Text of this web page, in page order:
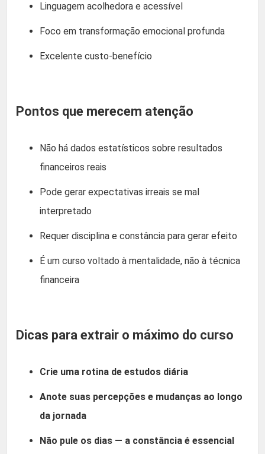
Linguagem acolhedora e acessível
Foco em transformação emocional profunda
Excelente custo-benefício
Pontos que merecem atenção
Não há dados estatísticos sobre resultados
financeiros reais
Pode gerar expectativas irreais se mal
interpretado
Requer disciplina e constância para gerar efeito
É um curso voltado à mentalidade, não à técnica
financeira
Dicas para extrair o máximo do curso
Crie uma rotina de estudos diária
Anote suas percepções e mudanças ao longo
da jornada
Não pule os dias — a constância é essencial